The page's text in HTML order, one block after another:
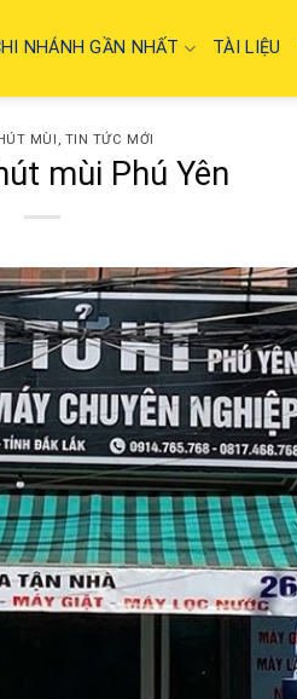
NHÁNH GẦN NHẤT TÀI LIỆU
MÙI , TIN TỨC MỚI
mùi Phú Yên